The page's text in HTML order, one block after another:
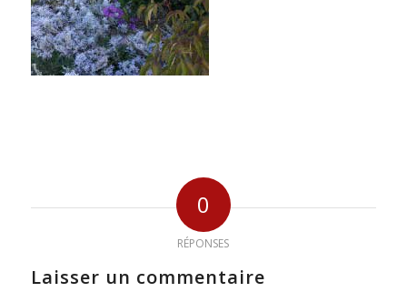
0
RÉPONSES
Laisser un commentaire